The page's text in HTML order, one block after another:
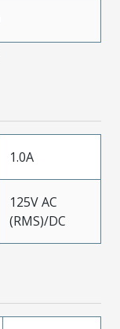
1.0A
125V AC
(RMS)/DC